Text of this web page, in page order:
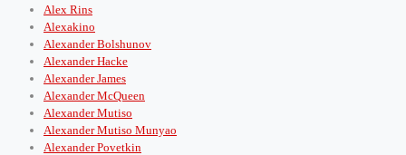
Alex Rins
Alexakino
Alexander Bolshunov
Alexander Hacke
Alexander James
Alexander McQueen
Alexander Mutiso
Alexander Mutiso Munyao
Alexander Povetkin